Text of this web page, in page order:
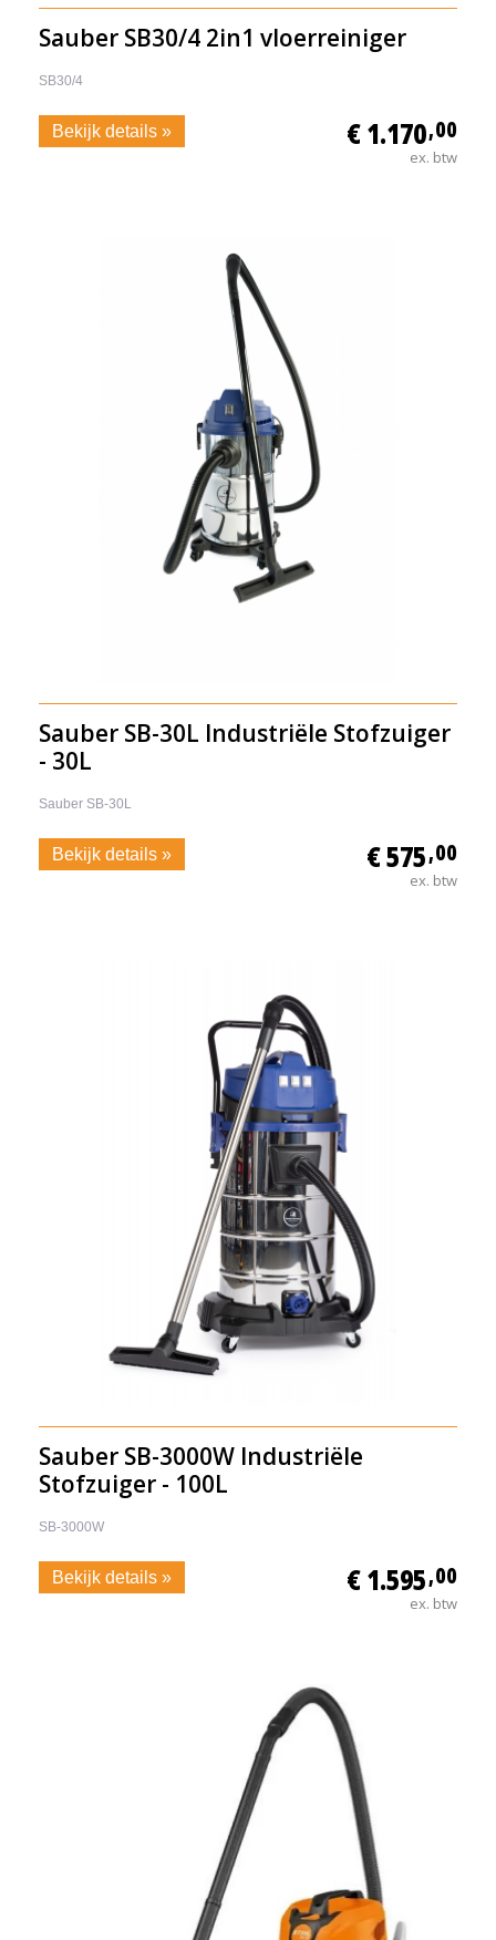
Sauber SB30/4 2in1 vloerreiniger
SB30/4
€ 1.170,00
ex. btw
Bekijk details »
Sauber SB-30L Industriële Stofzuiger
- 30L
Sauber SB-30L
€ 575,00
ex. btw
Bekijk details »
Sauber SB-3000W Industriële
Stofzuiger - 100L
SB-3000W
€ 1.595,00
ex. btw
Bekijk details »